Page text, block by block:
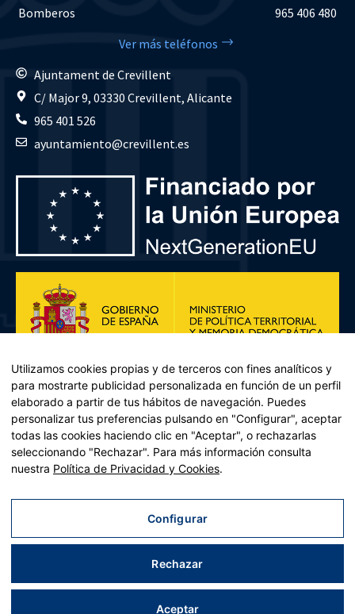
Bomberos
965 406 480
Ver más teléfonos
Ajuntament de Crevillent
C/ Major 9, 03330 Crevillent, Alicante
965 401 526
ayuntamiento@crevillent.es
Plan de Recuperación, Transformación y Resiliencia – Financiado por
Recuperación y resiliencia, establecido por el Reglamento (UE)
2021/241 del Parlamento Europeo y del Consejo, de 12 de febrero
Aviso legal|Política de privacidad|Política de cookies|Accesibilidad|Mapa web
| Desarrollado porTrestristes
Utilizamos cookies propias y de terceros con fines analíticos y
para mostrarte publicidad personalizada en función de un perfil
elaborado a partir de tus hábitos de navegación. Puedes
personalizar tus preferencias pulsando en "Configurar", aceptar
todas las cookies haciendo clic en "Aceptar", o rechazarlas
seleccionando "Rechazar". Para más información consulta
nuestra Política de Privacidad y Cookies.
Configurar
Rechazar
Aceptar